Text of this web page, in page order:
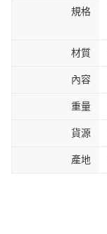
規格
材質
內容
重量
貨源
產地